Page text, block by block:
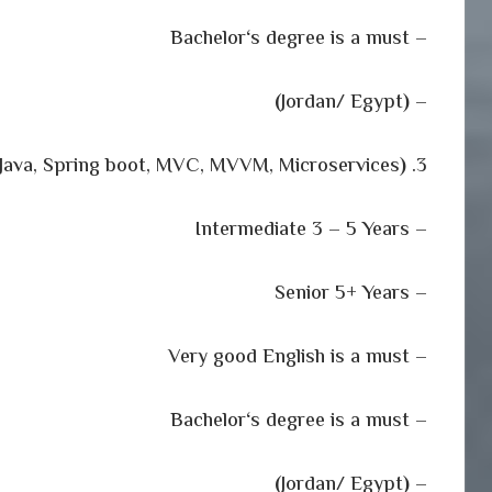
– Bachelor
‘s degree is a must
–
(
Jordan/ Egypt
)
3. Backend
Spring boot, MVC, MVVM, Microservices)
– Intermediate 3 – 5 Years
– Senior 5+ Years
– Very good English is a must
– Bachelor
‘s degree is a must
–
(
Jordan/ Egypt
)